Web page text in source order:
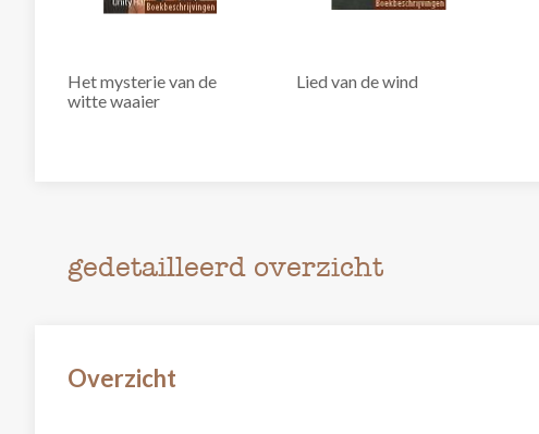
Het mysterie van de
witte waaier
Lied van de wind
gedetailleerd overzicht
Overzicht